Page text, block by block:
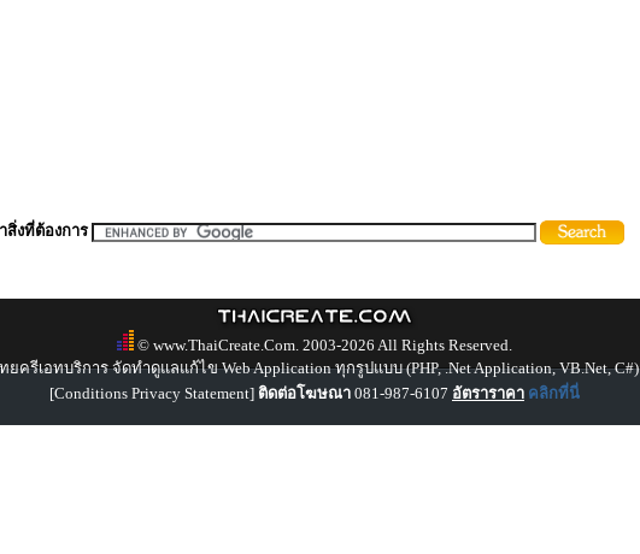
สิ่งที่ต้องการ
© www.ThaiCreate.Com. 2003-2026 All Rights Reserved.
ยครีเอทบริการ จัดทำดูแลแก้ไข Web Application ทุกรูปแบบ (PHP, .Net Application, VB.Net, C#)
[Conditions Privacy Statement] ติดต่อโฆษณา 081-987-6107 อัตราราคา คลิกที่นี่